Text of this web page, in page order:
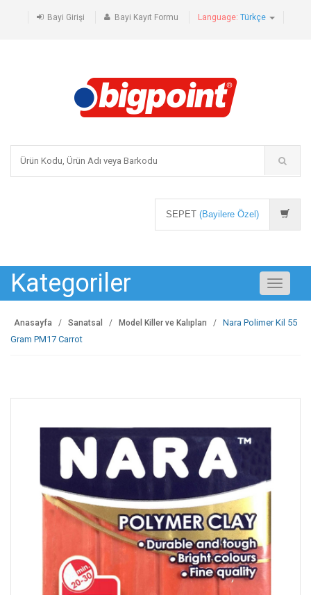
Bayi Girişi Bayi Kayıt Formu Language: Türkçe
SEPET (Bayilere Özel)
Kategoriler
Toggle
Anasayfa Sanatsal Model Killer ve Kalıpları
Nara Polimer Kil 55
Gram PM17 Carrot